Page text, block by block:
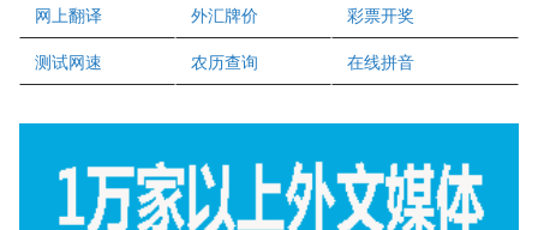
盛达资本
正点印艺设计
网上翻译 外汇牌价 彩票开奖
测试网速 农历查询 在线拼音